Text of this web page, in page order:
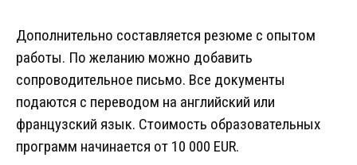
Дополнительно составляется резюме с опытом
работы. По желанию можно добавить
сопроводительное письмо. Все документы
подаются с переводом на английский или
французский язык. Стоимость образовательных
программ начинается от 10 000 EUR.